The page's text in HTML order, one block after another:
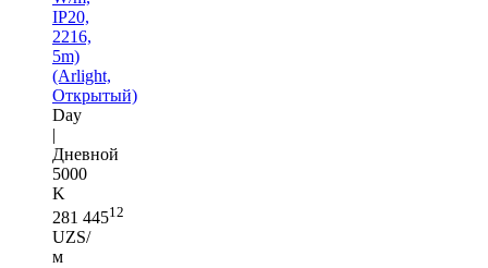
IP20,
2216,
5m)
(Arlight,
Открытый)
Day
|
Дневной
5000
K
281 44512
UZS/
м